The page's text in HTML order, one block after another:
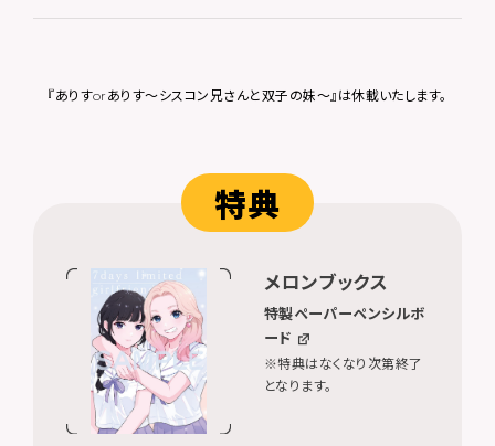
『ありすorありす～シスコン兄さんと双子の妹～』は休載いたします。
特典
メロンブックス
特製ペーパーペンシルボ
ード
※特典はなくなり次第終了
となります。